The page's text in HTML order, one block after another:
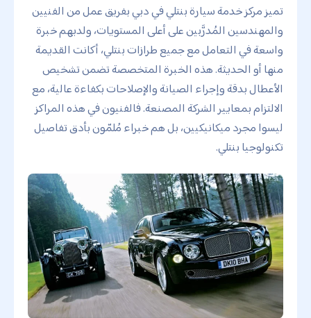
تميز مركز خدمة سيارة بنتلي في دبي بفريق عمل من الفنيين
والمهندسين المُدرَّبين على أعلى المستويات، ولديهم خبرة
واسعة في التعامل مع جميع طرازات بنتلي، أكانت القديمة
منها أو الحديثة. هذه الخبرة المتخصصة تضمن تشخيص
الأعطال بدقة وإجراء الصيانة والإصلاحات بكفاءة عالية، مع
الالتزام بمعايير الشركة المصنعة. فالفنيون في هذه المراكز
ليسوا مجرد ميكانيكيين، بل هم خبراء مُلمّون بأدق تفاصيل
تكنولوجيا بنتلي.